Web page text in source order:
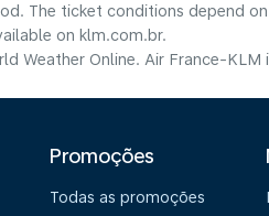
The ticket conditions depend
on klm.com.br.
Weather Online. Air France-
Promoções
Todas as promoções